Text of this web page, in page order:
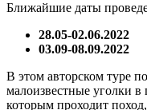
Ближайшие даты
28.05-02.06.2022
03.09-08.09.2022
В этом авторском туре
малоизвестные уголки в
которым проходит